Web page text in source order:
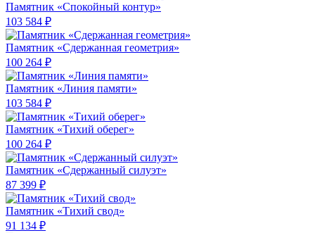
Памятник «Спокойный контур»
103 584 ₽
Памятник «Сдержанная геометрия»
100 264 ₽
Памятник «Линия памяти»
103 584 ₽
Памятник «Тихий оберег»
100 264 ₽
Памятник «Сдержанный силуэт»
87 399 ₽
Памятник «Тихий свод»
91 134 ₽